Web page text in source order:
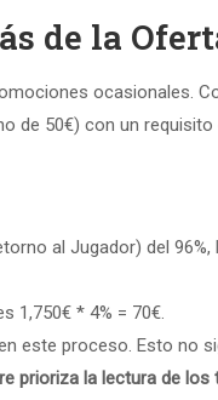
de la
ocasionales.
de 50€) con un
al Jugador) del
1,750€ * 4% = 70€.
este proceso. Esto no
prioriza la lectura de